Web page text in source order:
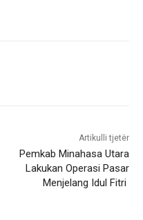
Artikulli tjetër
Pemkab Minahasa Utara
Lakukan Operasi Pasar
Menjelang Idul Fitri